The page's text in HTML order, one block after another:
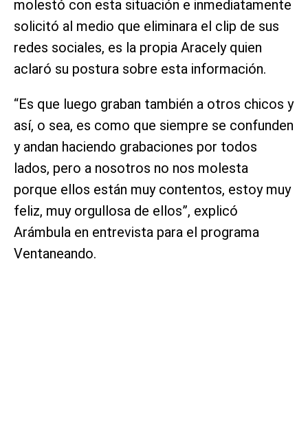
molestó con esta situación e inmediatamente
solicitó al medio que eliminara el clip de sus
redes sociales, es la propia Aracely quien
aclaró su postura sobre esta información.
“Es que luego graban también a otros chicos y
así, o sea, es como que siempre se confunden
y andan haciendo grabaciones por todos
lados, pero a nosotros no nos molesta
porque ellos están muy contentos, estoy muy
feliz, muy orgullosa de ellos”, explicó
Arámbula en entrevista para el programa
Ventaneando.